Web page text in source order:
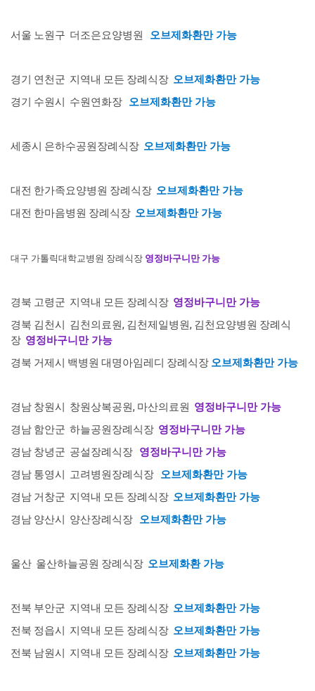
서울 노원구 더조은요양병원 오브제화환만 가능
경기 연천군 지역내 모든 장례식장 오브제화환만 가능
경기 수원시 수원연화장 오브제화환만 가능
세종시 은하수공원장례식장 오브제화환만 가능
대전 한가족요양병원 장례식장 오브제화환만 가능
대전 한마음병원 장례식장 오브제화환만 가능
대구 가톨릭대학교병원 장례식장 영정바구니만 가능
경북 고령군 지역내 모든 장례식장 영정바구니만 가능
경북 김천시 김천의료원, 김천제일병원, 김천요양병원 장례식
장 영정바구니만 가능
경북 거제시 백병원 대명아임레디 장례식장 오브제화환만 가능
경남 창원시 창원상복공원, 마산의료원 영정바구니만 가능
경남 함안군 하늘공원장례식장 영정바구니만 가능
경남 창녕군 공설장례식장 영정바구니만 가능
경남 통영시 고려병원장례식장 오브제화환만 가능
경남 거창군 지역내 모든 장례식장 오브제화환만 가능
경남 양산시 양산장례식장 오브제화환만 가능
울산 울산하늘공원 장례식장 오브제화환 가능
전북 부안군 지역내 모든 장례식장 오브제화환만 가능
전북 정읍시 지역내 모든 장례식장 오브제화환만 가능
전북 남원시 지역내 모든 장례식장 오브제화환만 가능